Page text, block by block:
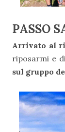
PASSO
Arrivato al
riposarmi e di
sul gruppo